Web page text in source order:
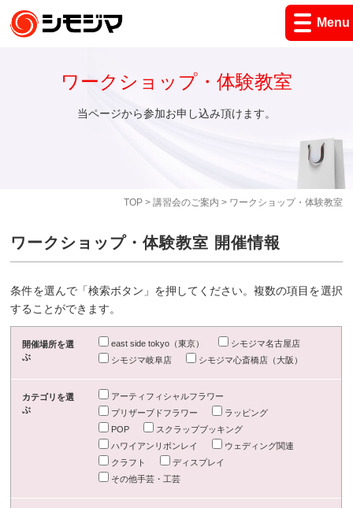
Menu
TOP> 講習会のご案内 > ワークショップ・体験教室
ワークショップ・体験教室
当ページから参加お申し込み頂けます。
ワークショップ・体験教室 開催情報
条件を選んで「検索ボタン」を押してください。複数の項目を選択
することができます。
開催場所を選
ぶ
east side tokyo（東京）
シモジマ名古屋店
シモジマ岐阜店
シモジマ心斎橋店（大阪）
カテゴリを選
ぶ
アーティフィシャルフラワー
プリザーブドフラワー
ラッピング
POP
スクラップブッキング
ハワイアンリボンレイ
ウェディング関連
クラフト
ディスプレイ
その他手芸・工芸